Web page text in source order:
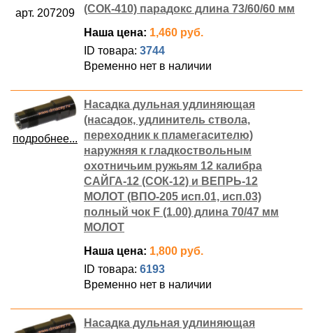
арт. 207209
(СОК-410) парадокс длина 73/60/60 мм
Наша цена: 1,460 руб.
ID товара: 3744
Временно нет в наличии
подробнее...
Насадка дульная удлиняющая
(насадок, удлинитель ствола,
переходник к пламегасителю)
наружняя к гладкоствольным
охотничьим ружьям 12 калибра
САЙГА-12 (СОК-12) и ВЕПРЬ-12
МОЛОТ (ВПО-205 исп.01, исп.03)
полный чок F (1.00) длина 70/47 мм
МОЛОТ
Наша цена: 1,800 руб.
ID товара: 6193
Временно нет в наличии
Насадка дульная удлиняющая